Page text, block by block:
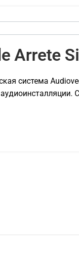
Arrete
система